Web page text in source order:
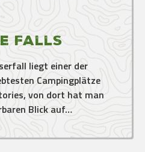
Falls
liegt einer der
Campingplätze
von dort hat man
Blick auf…